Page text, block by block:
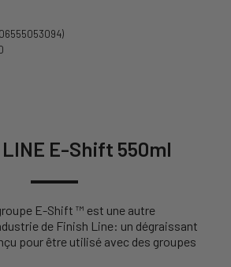
LINE E-Shift 550ml
E-Shift ™ est une autre
de Finish Line: un dégraissant
pour être utilisé avec des groupes